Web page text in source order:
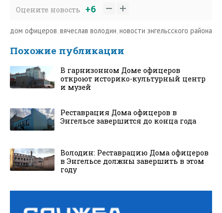
Оцените новость +6
дом офицеров,вячеслав володин,новости энгельсского района
Похожие публикации
В гарнизонном Доме офицеров
откроют историко-культурный центр
и музей
Реставрация Дома офицеров в
Энгельсе завершится до конца года
Володин: Реставрацию Дома офицеров
в Энгельсе должны завершить в этом
году